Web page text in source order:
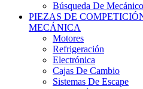
MECÁNICA
Motores
Refrigeración
Electrónica
Cajas De Cambio
Sistemas De Escape
Carrocería